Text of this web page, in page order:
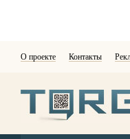
О проекте Контакты